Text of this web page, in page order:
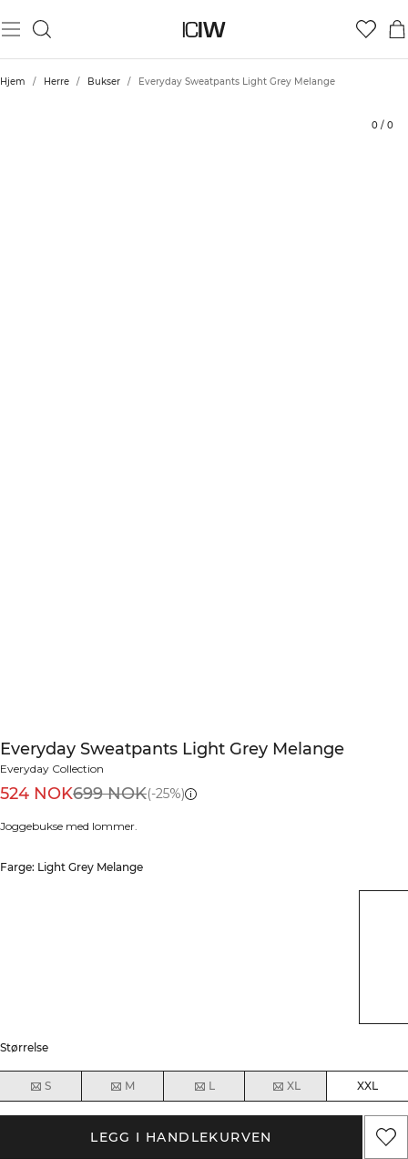
Hjem / Herre / Bukser / Everyday Sweatpants Light Grey Melange
0 / 0
Everyday Sweatpants Light Grey Melange
Everyday Collection
524 NOK699 NOK(-25%)
Joggebukse med lommer.
Farge: Light Grey Melange
Størrelse
S M L XL XXL
LEGG I HANDLEKURVEN